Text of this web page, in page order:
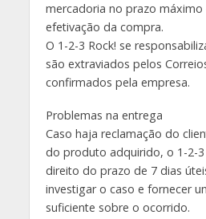
mercadoria no prazo
efetivação da compra.
O 1-2-3 Rock! se
são extraviados pelos
confirmados pela empresa.
Problemas na entrega
Caso haja reclamação do
do produto adquirido, o 1-2-3
direito do prazo de 7 dias
investigar o caso e fornecer
suficiente sobre o ocorrido.